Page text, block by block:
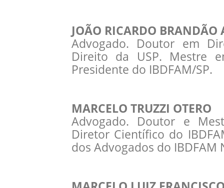
JOÃO RICARDO BRANDÃO
Advogado. Doutor em
Direito da USP. Mestre
Presidente do IBDFAM/SP.
MARCELO TRUZZI OTERO
Advogado. Doutor e
Diretor Científico do
dos Advogados do IBDFAM